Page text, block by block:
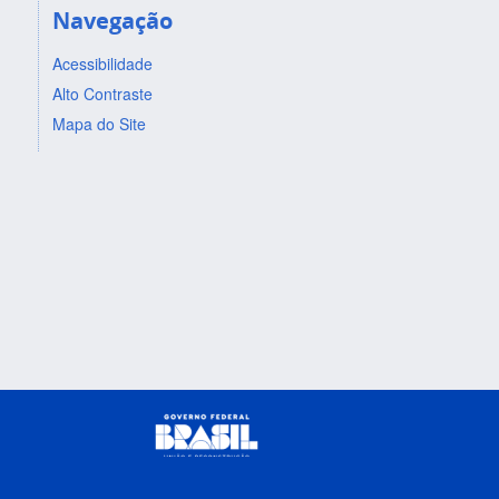
Navegação
Acessibilidade
Alto Contraste
Mapa do Site